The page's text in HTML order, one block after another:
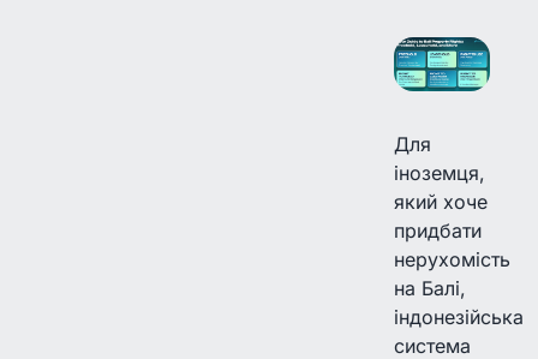
Для
іноземця,
який хоче
придбати
нерухомість
на Балі,
індонезійська
система